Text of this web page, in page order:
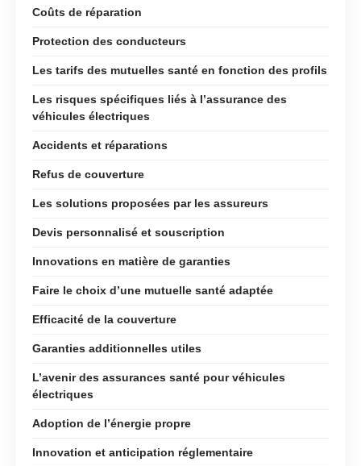
Coûts de réparation
Protection des conducteurs
Les tarifs des mutuelles santé en fonction des profils
Les risques spécifiques liés à l’assurance des
véhicules électriques
Accidents et réparations
Refus de couverture
Les solutions proposées par les assureurs
Devis personnalisé et souscription
Innovations en matière de garanties
Faire le choix d’une mutuelle santé adaptée
Efficacité de la couverture
Garanties additionnelles utiles
L’avenir des assurances santé pour véhicules
électriques
Adoption de l’énergie propre
Innovation et anticipation réglementaire